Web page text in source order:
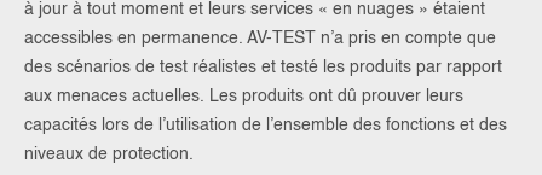
à jour à tout moment et leurs services « en nuages » étaient
accessibles en permanence. AV-TEST n’a pris en compte que
des scénarios de test réalistes et testé les produits par rapport
aux menaces actuelles. Les produits ont dû prouver leurs
capacités lors de l’utilisation de l’ensemble des fonctions et des
niveaux de protection.